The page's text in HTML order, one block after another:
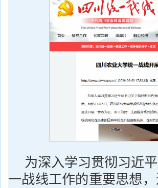
为深入学习贯彻习近
一战线工作的重要思想